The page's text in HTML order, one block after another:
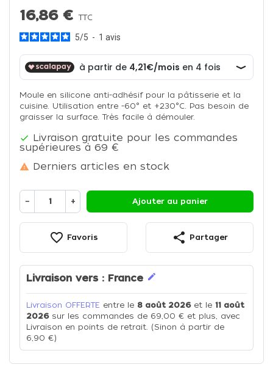
16,86 €TTC
5/5 - 1 avis
Moule en silicone anti-adhésif pour la pâtisserie et la
cuisine. Utilisation entre -60° et +230°C. Pas besoin de
graisser la surface. Très facile à démouler.
 Livraison gratuite pour les commandes
supérieures à 69 €
 Derniers articles en stock
− + Ajouter au panier
favorite_border Favoris share Partager
Livraison vers : France edit
Livraison OFFERTE entre le 8 août 2026et le 11 août
2026sur les commandes de 69,00 € et plus, avec
Livraison en points de retrait. (Sinon à partir de
6,90 €)